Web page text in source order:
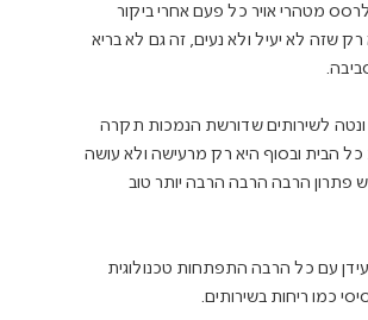
מטהרי אויר כל פעם אחרי ביקור
שזה לא יעיל ולא נעים, זה גם לא בריא
לא לנו ולא לסביבה.
לשירותים שדורשת הנמכות תקרה
הבית ובסוף היא רק מרעישה ולא עושה
פתרון הרבה הרבה הרבה יותר טוב
עם כל הרבה התפתחות טכנולוגית
נפתור נושא בסיסי כמו ריחות בשירותים.